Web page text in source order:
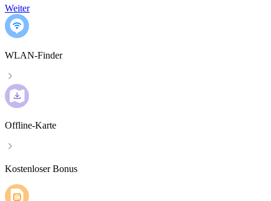
Weiter
WLAN-Finder
Offline-Karte
Kostenloser Bonus